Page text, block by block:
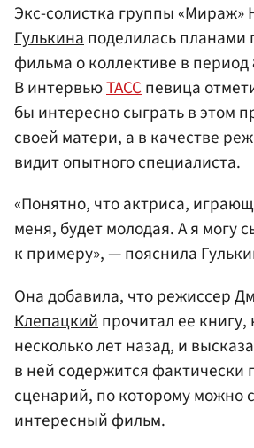
Экс-солистка группы «Мираж»
Гулькинаподелилась планами
фильма о коллективе в период
В интервьюТАССпевица
бы интересно сыграть в этом
своей матери, а в качестве
видит опытного специалиста.
«Понятно, что актриса,
меня, будет молодая. А я могу
к примеру», — пояснила
Она добавила, что режиссер
Клепацкий прочитал ее
несколько лет назад, и
в ней содержится фактически
сценарий, по которому можно
интересный фильм.